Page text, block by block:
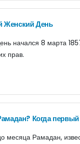
Женский День
начался 8 марта
прав.
Когда
месяца Рамадан,